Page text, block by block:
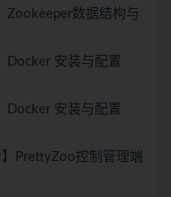
Zookeeper数据结构与
Docker 安装与配置
Docker 安装与配置
PrettyZoo控制管理端